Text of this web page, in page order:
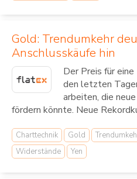
Gold: Trendumkehr
Anschlusskäufe hin
Der Preis für
den letzten
arbeiten, die
fördern könnte. Neue
Charttechnik Gold
Widerstände
Yen